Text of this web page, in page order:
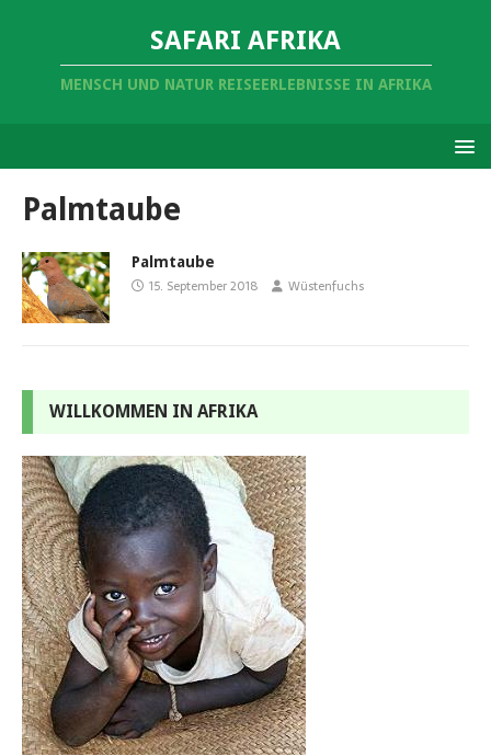
SAFARI AFRIKA
MENSCH UND NATUR REISEERLEBNISSE IN AFRIKA
Palmtaube
Palmtaube
15. September 2018 Wüstenfuchs
WILLKOMMEN IN AFRIKA